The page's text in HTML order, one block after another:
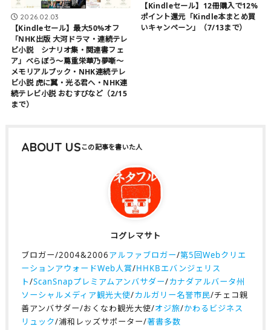
2026.02.03
【Kindleセール】最大50%オフ
「NHK出版 大河ドラマ・連続テレ
ビ小説 シナリオ集・関連書フェ
ア」べらぼう～蔦重栄華乃夢噺～
メモリアルブック・NHK連続テレ
ビ小説 虎に翼・光る君へ・NHK連
続テレビ小説 おむすびなど（2/15
まで）
【Kindleセール】12冊購入で12%
ポイント還元「Kindle本まとめ買
いキャンペーン」（7/13まで）
ABOUT US
コグレマサト
ブロガー/2004&2006アルファブロガー/第5回Webクリエ
ーションアウォードWeb人賞/HHKBエバンジェリス
ト/ScanSnapプレミアムアンバサダー/カナダアルバータ州
ソーシャルメディア観光大使/カルガリー名誉市民/チェコ親
善アンバサダー/おくなわ観光大使/オジ旅/かわるビジネス
リュック/浦和レッズサポーター/著書多数